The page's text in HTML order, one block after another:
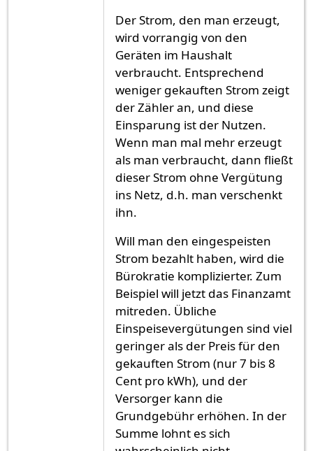
Der Strom, den man erzeugt,
wird vorrangig von den
Geräten im Haushalt
verbraucht. Entsprechend
weniger gekauften Strom zeigt
der Zähler an, und diese
Einsparung ist der Nutzen.
Wenn man mal mehr erzeugt
als man verbraucht, dann fließt
dieser Strom ohne Vergütung
ins Netz, d.h. man verschenkt
ihn.
Will man den eingespeisten
Strom bezahlt haben, wird die
Bürokratie komplizierter. Zum
Beispiel will jetzt das Finanzamt
mitreden. Übliche
Einspeisevergütungen sind viel
geringer als der Preis für den
gekauften Strom (nur 7 bis 8
Cent pro kWh), und der
Versorger kann die
Grundgebühr erhöhen. In der
Summe lohnt es sich